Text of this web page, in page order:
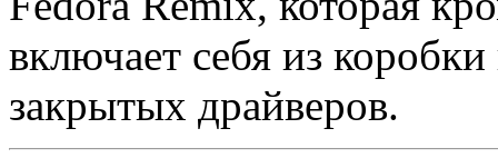
включает себя из
закрытых драйверов.